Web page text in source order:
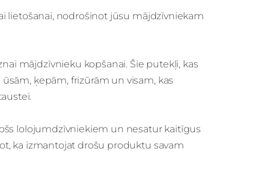
lietošanai, nodrošinot jūsu mājdzīvniekam
mājdzīvnieku kopšanai. Šie putekļi, kas
ķepām, frizūrām un visam, kas
lolojumdzīvniekiem un nesatur kaitīgus
ka izmantojat drošu produktu savam